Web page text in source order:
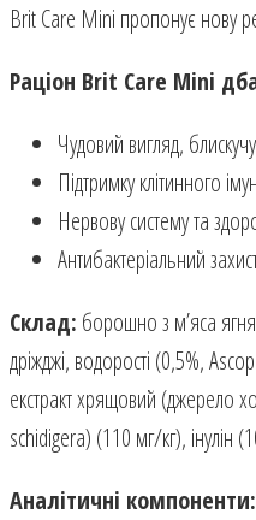
Brit Care Mini пропонує нову
Раціон Brit Care Mini
Чудовий вигляд,
Підтримку клітинного
Нервову систему та
Антибактеріальний
Склад: борошно з м’яса
дріжджі, водорості (0,5%,
екстракт хрящовий (джерело
schidigera) (110 мг/кг), інулін
Аналітичні компоненти: